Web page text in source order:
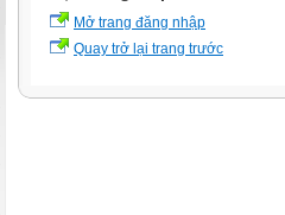
Mở trang đăng nhập
Quay trở lại trang trước